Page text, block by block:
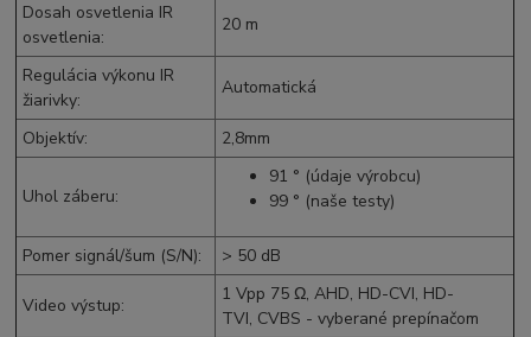
Dosah osvetlenia IR
osvetlenia:
20 m
Regulácia výkonu IR
žiarivky:
Automatická
Objektív: 2,8mm
Uhol záberu:
91 ° (údaje výrobcu)
99 ° (naše testy)
Pomer signál/šum (S/N): > 50 dB
Video výstup:
1Vpp 75 Ω,AHD, HD-CVI, HD-
TVI, CVBS - vyberané prepínačom